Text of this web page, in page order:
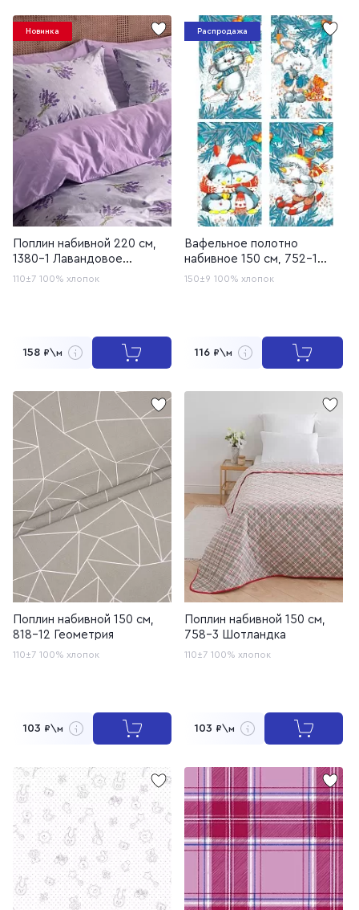
Новинка
Поплин набивной 220 см,
1380-1 Лавандовое
кружево
110±7 100% хлопок
158 ₽\м
Распродажа
Вафельное полотно
набивное 150 см, 752-1
Зимние игрушки
150±9 100% хлопок
116 ₽\м
Поплин набивной 150 см,
818-12 Геометрия
110±7 100% хлопок
103 ₽\м
Поплин набивной 150 см,
758-3 Шотландка
110±7 100% хлопок
103 ₽\м